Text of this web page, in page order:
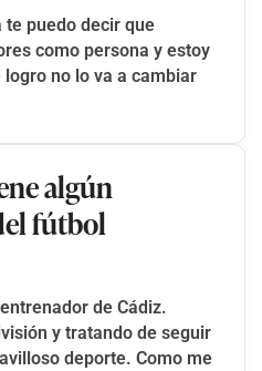
te puedo decir que
como persona y estoy
no lo va a cambiar
algún
fútbol
de Cádiz.
y tratando de seguir
deporte. Como me